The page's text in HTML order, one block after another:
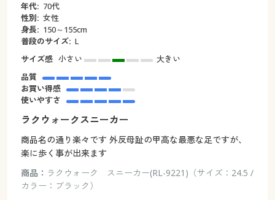
年代: 70代
性別: 女性
身長: 150～155cm
普段のサイズ: L
サイズ感 小さい
大きい
品質
お買い得感
使いやすさ
ラクウォークスニーカー
商品名の通り楽々です 外反母趾の甲高な最悪な足ですが、
楽に歩く事が出来ます
商品： ラクウォーク スニーカー(RL-9221)（サイズ：24.5 /
カラー：ブラック）